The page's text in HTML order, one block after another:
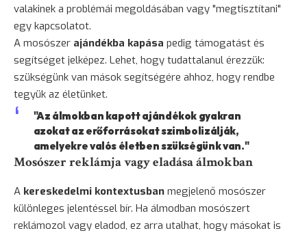
valakinek a problémái megoldásában vagy "megtisztítani"
egy kapcsolatot.
A mosószer ajándékba kapása pedig támogatást és
segítséget jelképez. Lehet, hogy tudattalanul érezzük:
szükségünk van mások segítségére ahhoz, hogy rendbe
tegyük az életünket.
"Az álmokban kapott ajándékok gyakran
azokat az erőforrásokat szimbolizálják,
amelyekre valós életben szükségünk van."
Mosószer reklámja vagy eladása álmokban
A kereskedelmi kontextusban megjelenő mosószer
különleges jelentéssel bír. Ha álmodban mosószert
reklámozol vagy eladod, ez arra utalhat, hogy másokat is